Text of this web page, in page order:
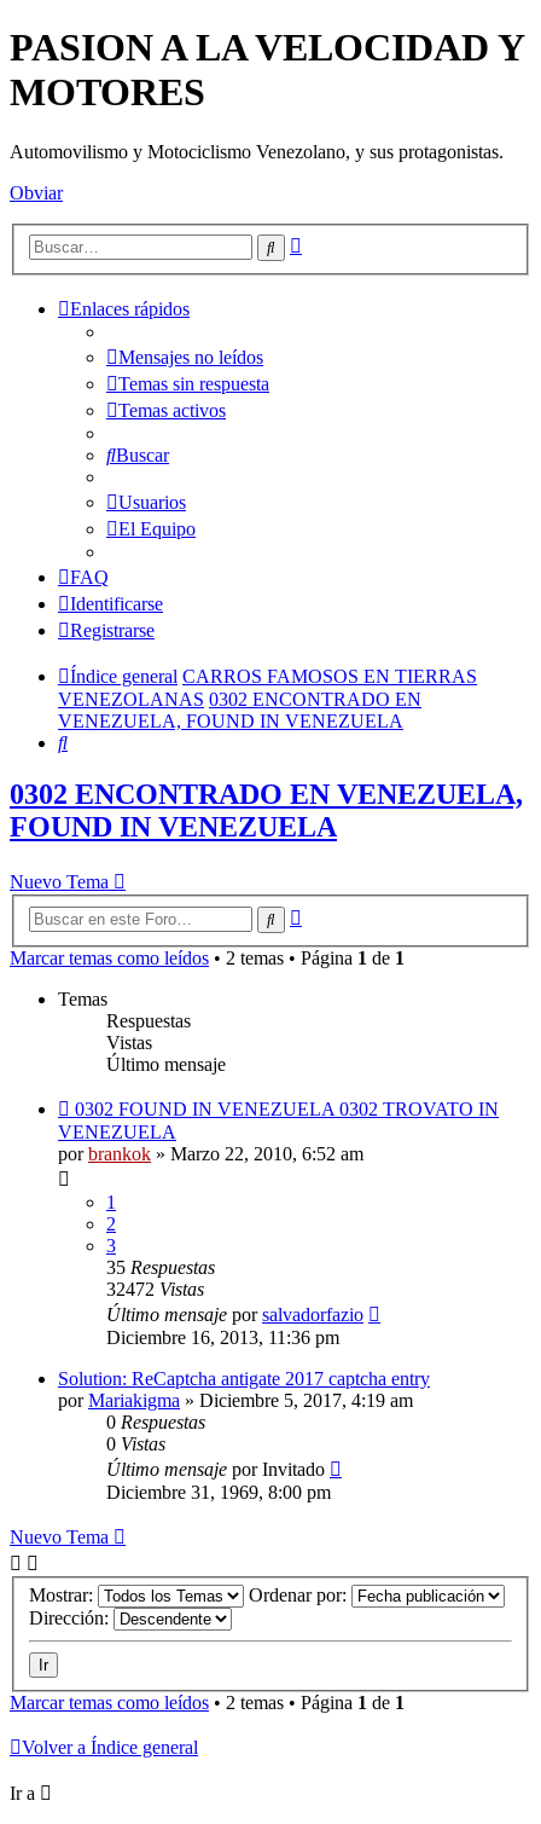
PASION A LA VELOCIDAD Y
MOTORES
Automovilismo y Motociclismo Venezolano, y sus protagonistas.
Obviar
Buscar
Enlaces rápidos
Mensajes no leídos
Temas sin respuesta
Temas activos
Buscar
Usuarios
El Equipo
FAQ
Identificarse
Registrarse
Índice general CARROS FAMOSOS EN TIERRAS
VENEZOLANAS 0302 ENCONTRADO EN
VENEZUELA, FOUND IN VENEZUELA
Buscar
0302 ENCONTRADO EN VENEZUELA,
FOUND IN VENEZUELA
Nuevo Tema
Buscar
Marcar temas como leídos • 2 temas • Página 1 de 1
Temas
Respuestas
Vistas
Último mensaje
0302 FOUND IN VENEZUELA 0302 TROVATO IN
VENEZUELA
porbrankok » Marzo 22, 2010, 6:52 am
1
2
3
35 Respuestas
32472 Vistas
Último mensaje porsalvadorfazio
Diciembre 16, 2013, 11:36 pm
Solution: ReCaptcha antigate 2017 captcha entry
porMariakigma » Diciembre 5, 2017, 4:19 am
0 Respuestas
0 Vistas
Último mensaje porInvitado
Diciembre 31, 1969, 8:00 pm
Nuevo Tema
Mostrar:
Ordenar por:
Dirección:
Marcar temas como leídos • 2 temas • Página 1 de 1
Volver a Índice general
Ir a